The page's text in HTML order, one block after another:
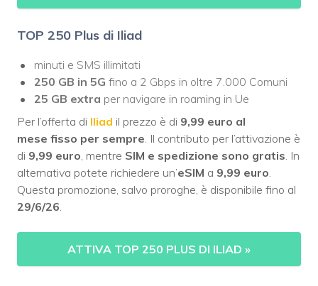
TOP 250 Plus di Iliad
minuti e SMS illimitati
250 GB in 5G fino a 2 Gbps in oltre 7.000 Comuni
25 GB extra per navigare in roaming in Ue
Per l’offerta di Iliad il prezzo è di 9,99 euro al
mese fisso per sempre . Il contributo per l’attivazione è
di 9,99 euro , mentre SIM e spedizione sono gratis . In
alternativa potete richiedere un’eSIM a 9,99 euro
Questa promozione, salvo proroghe, è disponibile fino al
29/6/26
ATTIVA TOP 250 PLUS DI ILIAD »